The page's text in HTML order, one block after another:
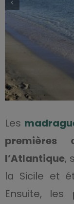
Les
l’Atlantique,
la Sicile et
Ensuite,